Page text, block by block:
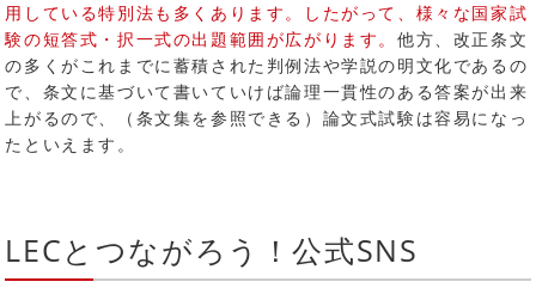
用している特別法も多くあります。したがって、様々な国家試
験の短答式・択一式の出題範囲が広がります。他方、改正条文
の多くがこれまでに蓄積された判例法や学説の明文化であるの
で、条文に基づいて書いていけば論理一貫性のある答案が出来
上がるので、（条文集を参照できる）論文式試験は容易になっ
たといえます。
LECとつながろう！公式SNS